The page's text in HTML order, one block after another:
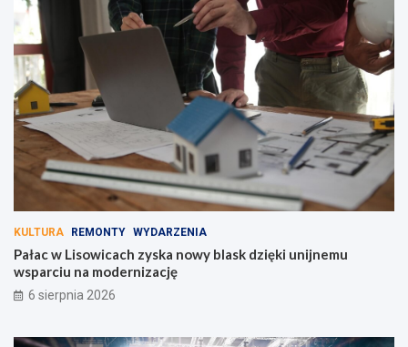
KULTURA REMONTY WYDARZENIA
Pałac w Lisowicach zyska nowy blask dzięki unijnemu
wsparciu na modernizację
6 sierpnia 2026